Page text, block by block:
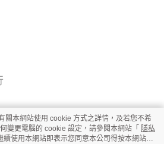
關本網站使用 cookie 方式之詳情，及若您不希
變更電腦的 cookie 設定，請參閱本網站「 隱私
續使用本網站即表示您同意本公司得按本網站使